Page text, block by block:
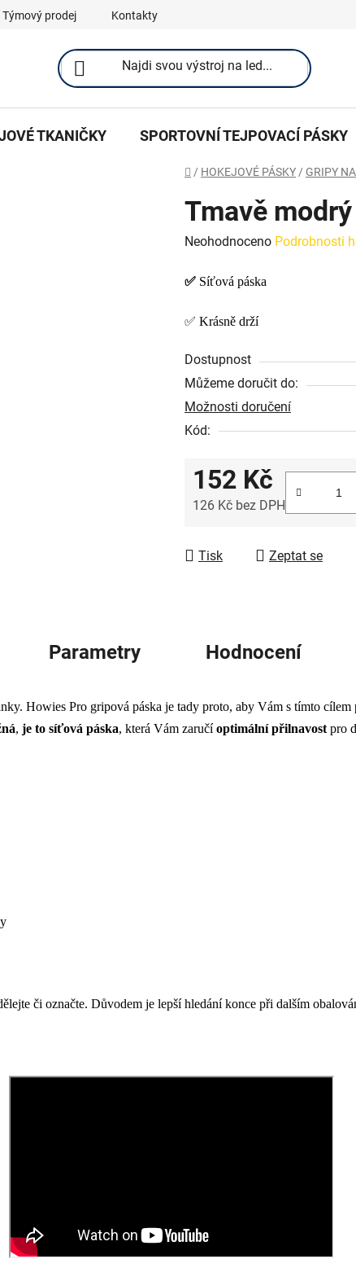
Týmový prodej Kontakty
TKANIČKY SPORTOVNÍ TEJPOVACÍ PÁSKY
Domů
/ HOKEJOVÉ PÁSKY / GRIPY
Tmavě
Průměrné
produktu
0,0
Neohodnoceno Podrobnosti
✅ Síťová páska
✅ Krásně drží
Dostupnost
Můžeme doručit do:
Možnosti doručení
Kód:
152 Kč
126 Kč bez DPH
Tisk Zeptat se
Parametry Hodnocení
Howies Pro gripová páska je tady proto, aby Vám s tímto
, je to síťová páska, která Vám zaručíoptimální přilnavost pro
či označte. Důvodem je lepší hledání konce při dalším